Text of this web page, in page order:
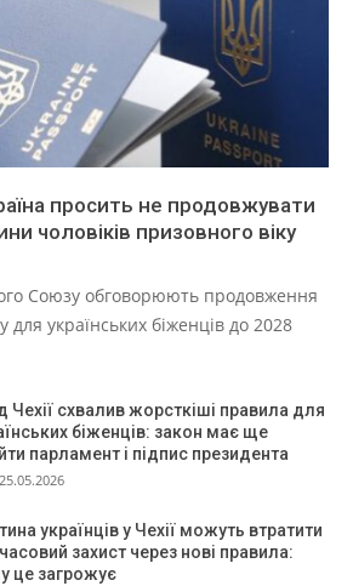
просить не продовжувати
чоловіків призовного віку
Союзу обговорюють продовження
для українських біженців до 2028
Чехії схвалив жорсткіші правила для
біженців: закон має ще
парламент і підпис президента
25.05.2026
українців у Чехії можуть втратити
захист через нові правила:
це загрожує